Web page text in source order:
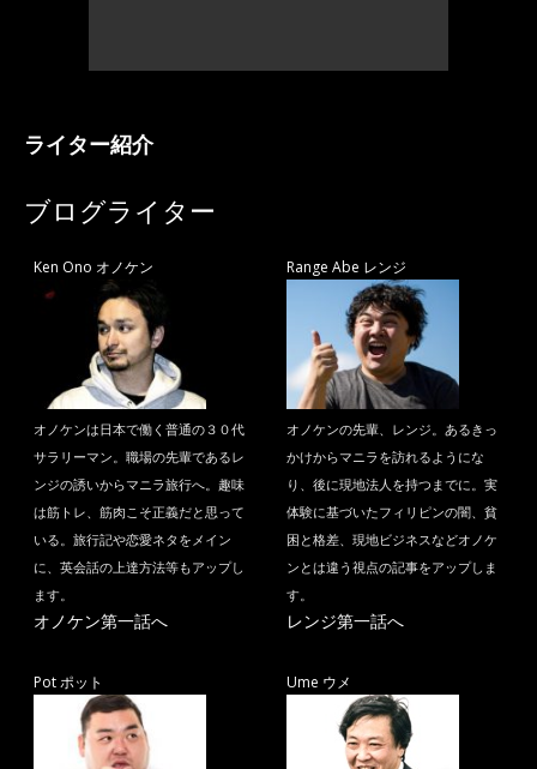
ライター紹介
ブログライター
Ken Ono オノケン
オノケンは日本で働く普通の３０代
サラリーマン。職場の先輩であるレ
ンジの誘いからマニラ旅行へ。趣味
は筋トレ、筋肉こそ正義だと思って
いる。旅行記や恋愛ネタをメイン
に、英会話の上達方法等もアップし
ます。
オノケン第一話へ
Range Abe レンジ
オノケンの先輩、レンジ。あるきっ
かけからマニラを訪れるようにな
り、後に現地法人を持つまでに。実
体験に基づいたフィリピンの闇、貧
困と格差、現地ビジネスなどオノケ
ンとは違う視点の記事をアップしま
す。
レンジ第一話へ
Pot ポット Ume ウメ